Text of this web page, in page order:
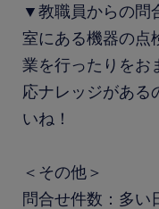
▼教職員からの問
室にある機器の点
業を行ったりを
応ナレッジがある
いね！
＜その他＞
問合せ件数：多い